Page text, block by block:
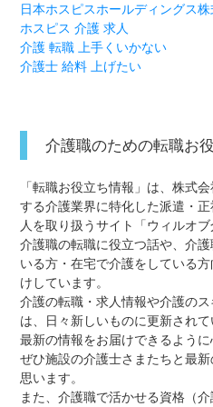
日本ホスピスホールディングス株
ホスピス 介護 求人
介護 転職 上手くいかない
介護士 給料 上げたい
介護職のための転職お
「転職お役立ち情報」は、株式
する介護業界に特化した派遣・
人を取り扱うサイト「ウィルオ
介護職の転職に役立つ話や、介
いる方・在宅で介護をしている
けしています。
介護の転職・求人情報や介護の
は、日々新しいものに更新され
最新の情報をお届けできるように
ぜひ施設の介護士さまたちと最
思います。
また、介護職で活かせる資格（